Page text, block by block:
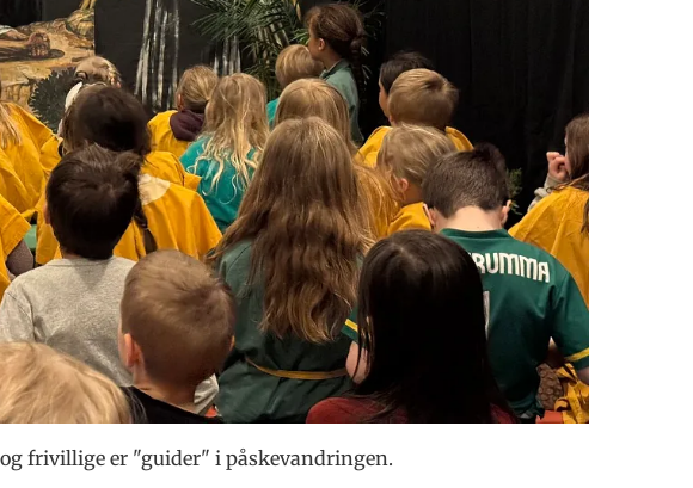
frivillige er "guider" i påskevandringen.